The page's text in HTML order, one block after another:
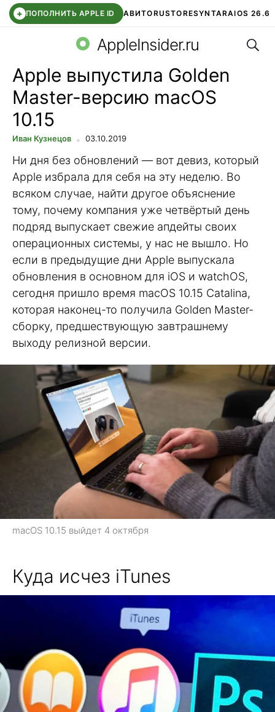
+ ПОПОЛНИТЬ APPLE ID АВИТОRUSTORESYNTARAIOS 26.6
СБЕР КИДС ЧАТ ROBLOXВТБ ОНЛАЙН
AppleInsider.ru
Apple выпустила Golden
Master-версию macOS
10.15
Иван Кузнецов 03.10.2019
Ни дня без обновлений — вот девиз, который
Apple избрала для себя на эту неделю. Во
всяком случае, найти другое объяснение
тому, почему компания уже четвёртый день
подряд выпускает свежие апдейты своих
операционных системы, у нас не вышло. Но
если в предыдущие дни Apple выпускала
обновления в основном для iOS и watchOS,
сегодня пришло время macOS 10.15 Catalina,
которая наконец-то получила Golden Master-
сборку, предшествующую завтрашнему
выходу релизной версии.
macOS 10.15 выйдет 4 октября
Куда исчез iTunes